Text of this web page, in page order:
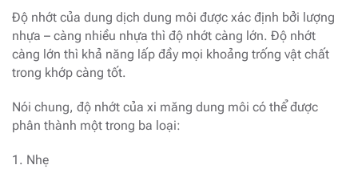
Độ nhớt của dung dịch dung môi được xác định bởi lượng
nhựa – càng nhiều nhựa thì độ nhớt càng lớn. Độ nhớt
càng lớn thì khả năng lấp đầy mọi khoảng trống vật chất
trong khớp càng tốt.
Nói chung, độ nhớt của xi măng dung môi có thể được
phân thành một trong ba loại:
1. Nhẹ